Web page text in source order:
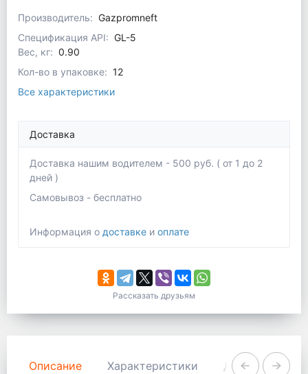
Производитель: Gazpromneft
Спецификация API: GL-5
Вес, кг: 0.90
Кол-во в упаковке: 12
Все характеристики
Доставка
Доставка нашим водителем - 500 руб. ( от 1 до 2
дней )
Самовывоз - бесплатно
Информация о доставке и оплате
Рассказать друзьям
Описание Характеристики Документация